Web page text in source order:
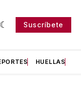
Suscríbete
HUELLAS